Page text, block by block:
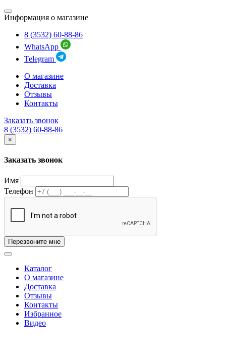
Информация о магазине
8 (3532) 60-88-86
WhatsApp
Telegram
О магазине
Доставка
Отзывы
Контакты
Заказать звонок
8 (3532) 60-88-86
×
Заказать звонок
Имя
Телефон
Перезвоните мне
Каталог
О магазине
Доставка
Отзывы
Контакты
Избранное
Видео